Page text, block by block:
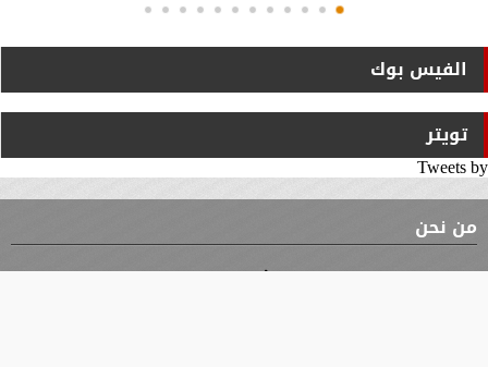
الفيس بوك
تويتر
Tweets by
من نحن